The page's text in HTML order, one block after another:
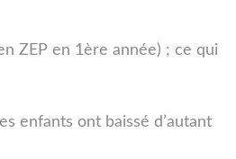
ZEP en 1ère année) ; ce qui
enfants ont baissé d’autant